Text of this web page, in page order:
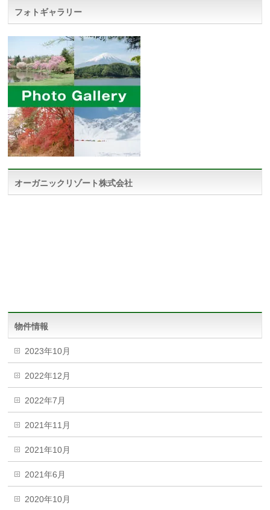
フォトギャラリー
オーガニックリゾート株式会社
物件情報
2023年10月
2022年12月
2022年7月
2021年11月
2021年10月
2021年6月
2020年10月